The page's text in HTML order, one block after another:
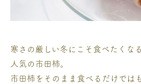
寒さの厳しい冬にこそ食べたくな
人気の市田柿。
市田柿をそのまま食べるだけでは